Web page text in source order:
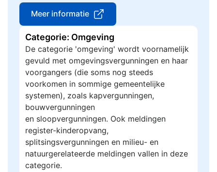
Meer informatie
Categorie: Omgeving
De categorie 'omgeving' wordt voornamelijk
gevuld met omgevingsvergunningen en haar
voorgangers (die soms nog steeds
voorkomen in sommige gemeentelijke
systemen), zoals kapvergunningen,
bouwvergunningen
en sloopvergunningen. Ook meldingen
register-kinderopvang,
splitsingsvergunningen en milieu- en
natuurgerelateerde meldingen vallen in deze
categorie.